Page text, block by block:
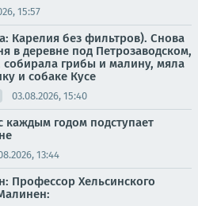
15:57
Карелия без фильтров). Снова
в деревне под Петрозаводском,
грибы и малину, мяла
и собаке Кусе
03.08.2026, 15:40
годом подступает
13:44
Профессор Хельсинского